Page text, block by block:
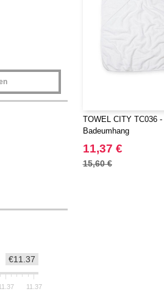
€11.37
11.37
TOWEL CITY TC036 -
Badeumhang
11,37 €
15,60 €